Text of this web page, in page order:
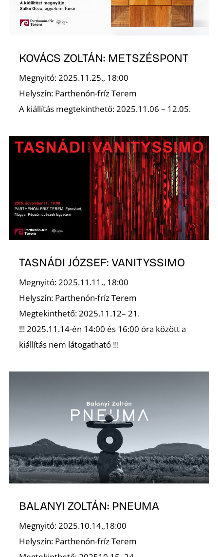
KOVÁCS ZOLTÁN: METSZÉSPONT
Megnyitó: 2025.11.25., 18:00
Helyszín: Parthenón-fríz Terem
A kiállítás megtekinthető: 2025.11.06 – 12.05.
TASNÁDI JÓZSEF: VANITYSSIMO
Megnyitó: 2025.11.11., 18:00
Helyszín: Parthenón-fríz Terem
Megtekinthető: 2025.11.12– 21.
!!! 2025.11.14-én 14:00 és 16:00 óra között a
kiállítás nem látogatható !!!
BALANYI ZOLTÁN: PNEUMA
Megnyitó: 2025.10.14.,18:00
Helyszín: Parthenón-fríz Terem